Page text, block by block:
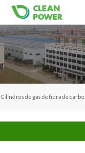
Cilindros de gas de fibra de